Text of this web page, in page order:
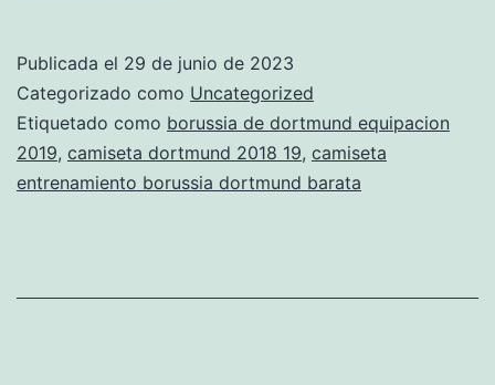
para
dream
league
soccer
Publicada el 29 de junio de 2023
Categorizado como Uncategorized
Etiquetado como borussia de dortmund equipacion
2019, camiseta dortmund 2018 19, camiseta
entrenamiento borussia dortmund barata